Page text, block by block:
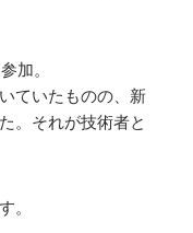
加。
ていたものの、新
。それが技術者と
。